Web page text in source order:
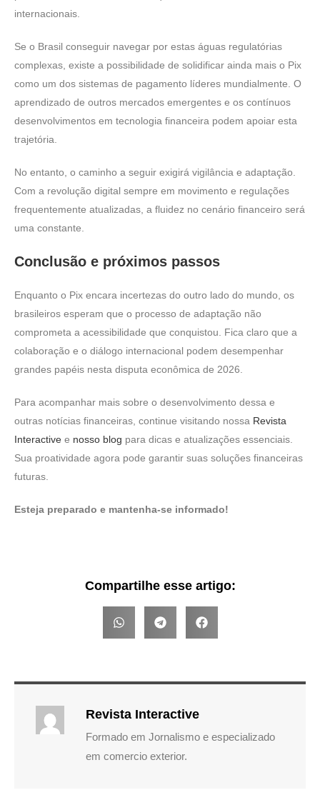
internacionais.
Se o Brasil conseguir navegar por estas águas regulatórias
complexas, existe a possibilidade de solidificar ainda mais o Pix
como um dos sistemas de pagamento líderes mundialmente. O
aprendizado de outros mercados emergentes e os contínuos
desenvolvimentos em tecnologia financeira podem apoiar esta
trajetória.
No entanto, o caminho a seguir exigirá vigilância e adaptação.
Com a revolução digital sempre em movimento e regulações
frequentemente atualizadas, a fluidez no cenário financeiro será
uma constante.
Conclusão e próximos passos
Enquanto o Pix encara incertezas do outro lado do mundo, os
brasileiros esperam que o processo de adaptação não
comprometa a acessibilidade que conquistou. Fica claro que a
colaboração e o diálogo internacional podem desempenhar
grandes papéis nesta disputa econômica de 2026.
Para acompanhar mais sobre o desenvolvimento dessa e
outras notícias financeiras, continue visitando nossa Revista
Interactive e nosso blog para dicas e atualizações essenciais.
Sua proatividade agora pode garantir suas soluções financeiras
futuras.
Esteja preparado e mantenha-se informado!
Compartilhe esse artigo:
Revista Interactive
Formado em Jornalismo e especializado
em comercio exterior.